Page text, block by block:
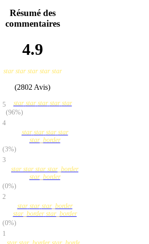
Résumé des
commentaires
4.9
star star star star star
(2802 Avis)
5 star star star star star
(96%)
4
star star star star
star_border
(3%)
3
star star star star_border
star_border
(0%)
2
star star star_border
star_border star_border
(0%)
1